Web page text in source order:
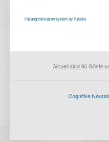
FaLang translation system by Faboba
Aktuell sind 96 Gäste
Cognitive